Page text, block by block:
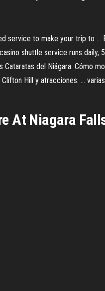
to make your trip to ...
shuttle service runs
del Niágara. Cómo
Hill y atracciones. ...
At Niagara